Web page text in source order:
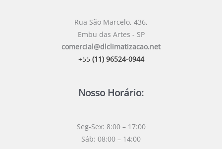
Rua São Marcelo, 436,
Embu das Artes - SP
comercial@dlclimatizacao.net
+55 (11) 96524-0944
Nosso Horário:
Seg-Sex: 8:00 – 17:00
Sáb: 08:00 – 14:00